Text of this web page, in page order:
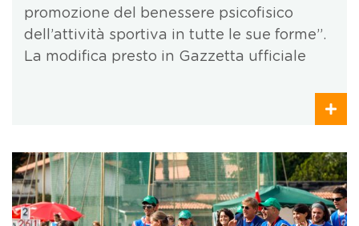
promozione del benessere psicofisico
dell’attività sportiva in tutte le sue forme”.
La modifica presto in Gazzetta ufficiale